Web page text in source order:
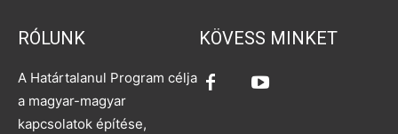
RÓLUNK
A Határtalanul Program célja
a magyar-magyar
kapcsolatok építése,
KÖVESS MINKET